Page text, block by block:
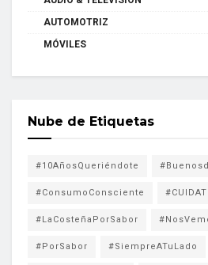
AUTOMOTRIZ
MÓVILES
Nube de Etiquetas
#10AñosQueriéndote
#ConsumoConsciente
#LaCosteñaPorSabor
#PorSabor #SiempreATuLado